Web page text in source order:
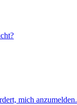
mich anzumelden.